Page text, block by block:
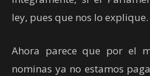
ley, pues que nos lo explique.
Ahora parece que por el
nominas ya no estamos